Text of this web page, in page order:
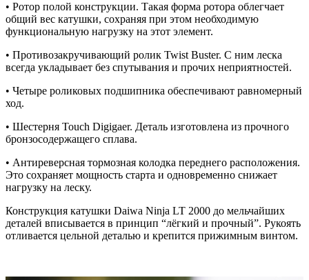
• Ротор полой конструкции. Такая форма ротора облегчает
общий вес катушки, сохраняя при этом необходимую
функциональную нагрузку на этот элемент.
• Противозакручивающий ролик Twist Buster. С ним леска
всегда укладывает без спутывания и прочих неприятностей.
• Четыре роликовых подшипника обеспечивают равномерный
ход.
• Шестерня Touch Digigaer. Деталь изготовлена из прочного
бронзосодержащего сплава.
• Антиреверсная тормозная колодка переднего расположения.
Это сохраняет мощность старта и одновременно снижает
нагрузку на леску.
Конструкция катушки Daiwa Ninja LT 2000 до мельчайших
деталей вписывается в принцип “лёгкий и прочный”. Рукоять
отливается цельной деталью и крепится прижимным винтом.